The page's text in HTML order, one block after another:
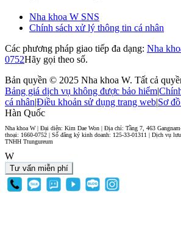
Nha khoa W SNS
Chính sách xử lý thông tin cá nhân
Các phương pháp giao tiếp đa dạng: Nha
0752Hãy gọi theo số.
Bản quyền © 2025 Nha khoa W. Tất cả
Bảng giá dịch vụ không được bảo hiểm|
cá nhân|Điều khoản sử dụng trang web|Sơ
Hàn Quốc
Nha khoa W | Đại diện: Kim Dae Won | Địa chỉ: Tầng 7, 463
thoại: 1660-0752 | Số đăng ký kinh doanh: 125-33-01311 | Dịch vụ
TNHH Ttungureum
W
Tư vấn miễn phí